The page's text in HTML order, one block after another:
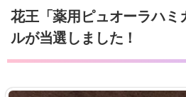
花王「薬用ピュオーラハミ
ルが当選しました！